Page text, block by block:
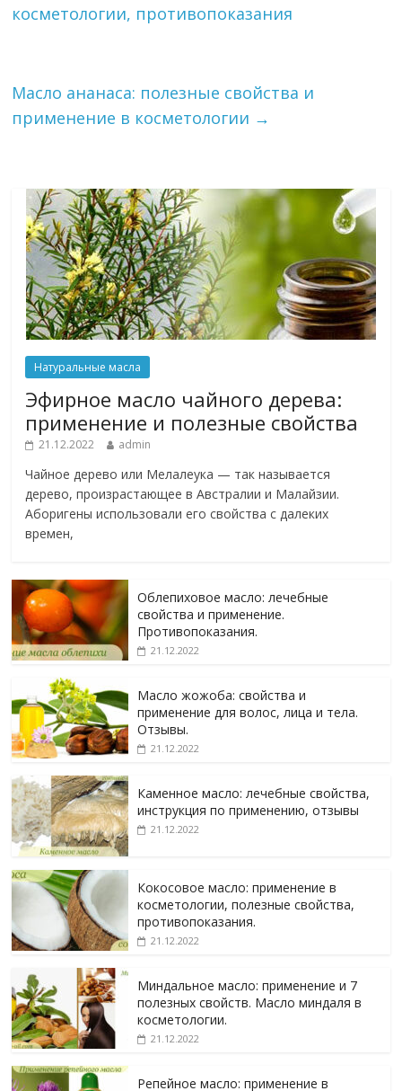
косметологии, противопоказания
Масло ананаса: полезные свойства и
применение в косметологии →
Натуральные масла
Эфирное масло чайного дерева:
применение и полезные свойства
21.12.2022 admin
Чайное дерево или Мелалеука — так называется
дерево, произрастающее в Австралии и Малайзии.
Аборигены использовали его свойства с далеких
времен,
Облепиховое масло: лечебные
свойства и применение.
Противопоказания.
21.12.2022
Масло жожоба: свойства и
применение для волос, лица и тела.
Отзывы.
21.12.2022
Каменное масло: лечебные свойства,
инструкция по применению, отзывы
21.12.2022
Кокосовое масло: применение в
косметологии, полезные свойства,
противопоказания.
21.12.2022
Миндальное масло: применение и 7
полезных свойств. Масло миндаля в
косметологии.
21.12.2022
Репейное масло: применение в